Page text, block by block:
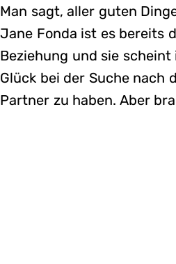
Man sagt, aller guten
Jane Fonda ist es bereits
Beziehung und sie
Glück bei der Suche nach
Partner zu haben. Aber